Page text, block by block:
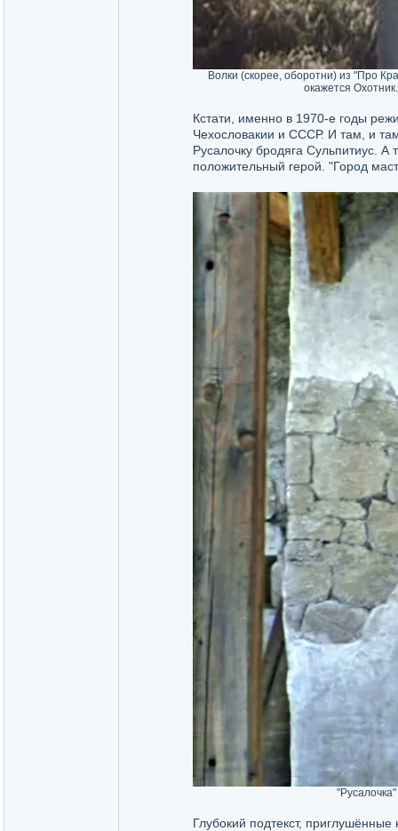
Волки (скорее, оборотни) из "Про
окажется
Кстати, именно в 1970-е годы
Чехословакии и СССР. И там, и
Русалочку бродяга Сульпитиус. А
положительный герой. "Город
Глубокий подтекст,